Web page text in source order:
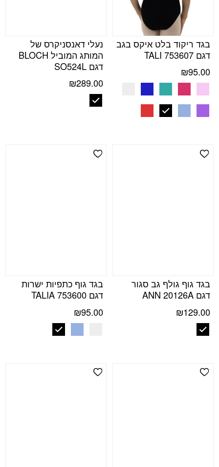
בגד ריקוד בלט איקס בגב
דגם TALI 753607
₪95.00
נעלי דאנסניקרס של
המותג המוביל BLOCH
דגם SO524L
₪289.00
Add Wishlist
בגד גוף גולף גב סגור
דגם ANN 20126A
₪129.00
Add Wishlist
בגד גוף כתפיות ישרות
דגם TALIA 753600
₪95.00
Add Wishlist
Add Wishlist